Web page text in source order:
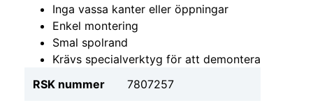
Inga vassa kanter eller öppningar
Enkel montering
Smal spolrand
Krävs specialverktyg för att demontera
RSK nummer
7807257